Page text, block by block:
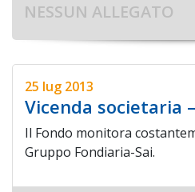
NESSUN ALLEGATO
25 lug 2013
Vicenda societaria
Il Fondo monitora
Gruppo Fondiaria-Sai.